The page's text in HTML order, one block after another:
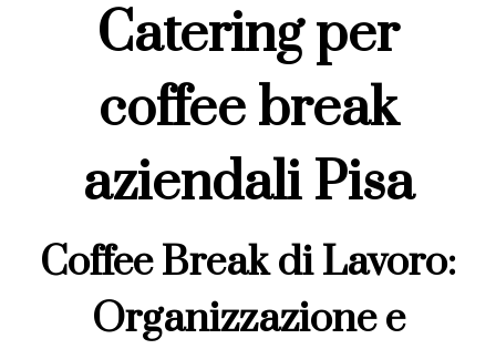
Catering per
coffee break
aziendali Pisa
Coffee Break di Lavoro:
Organizzazione e